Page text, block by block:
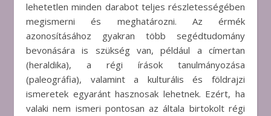
lehetetlen minden darabot teljes részletességében
megismerni és meghatározni. Az érmék
azonosításához gyakran több segédtudomány
bevonására is szükség van, például a címertan
(heraldika), a régi írások tanulmányozása
(paleográfia), valamint a kulturális és földrajzi
ismeretek egyaránt hasznosak lehetnek. Ezért, ha
valaki nem ismeri pontosan az általa birtokolt régi